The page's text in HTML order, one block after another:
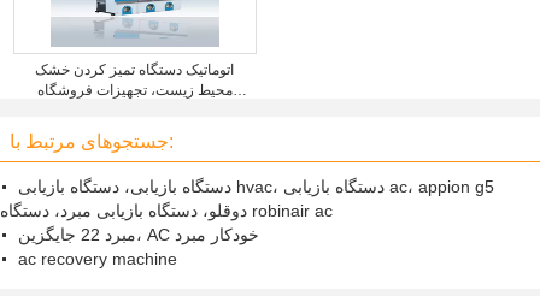
اتوماتیک دستگاه تمیز کردن خشک
محیط زیست، تجهیزات فروشگاه
جستجوهای مرتبط با:
دستگاه بازیابی، دستگاه بازیابی hvac، دستگاه بازیابی ac، appion g5
دوقلو، دستگاه بازیابی مبرد، دستگاه robinair ac
مبرد 22 جایگزین، AC خودکار مبرد
ac recovery machine